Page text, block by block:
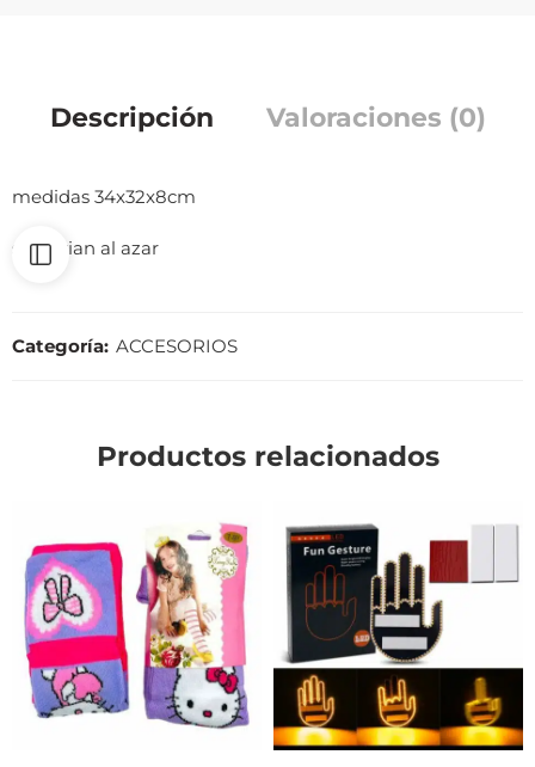
Descripción Valoraciones (0)
medidas 34x32x8cm
se envian al azar
Categoría: ACCESORIOS
Productos relacionados